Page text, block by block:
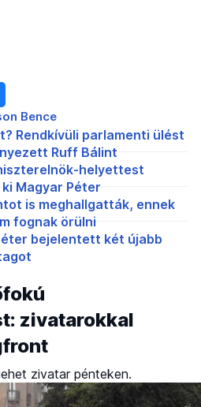
Bence
Rendkívüli parlamenti ülést
Ruff Bálint
helyettest
Magyar Péter
is meghallgatták, ennek
fognak örülni
bejelentett két újabb
zivatarokkal
zivatar pénteken.